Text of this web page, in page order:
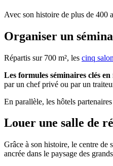
Avec son histoire de plus de 400
Organiser un
Répartis sur 700 m², les cinq
Les formules séminaires clés en
par un chef privé ou par un
En parallèle, les hôtels
Louer une salle de
Grâce à son histoire, le centre de
ancrée dans le paysage des